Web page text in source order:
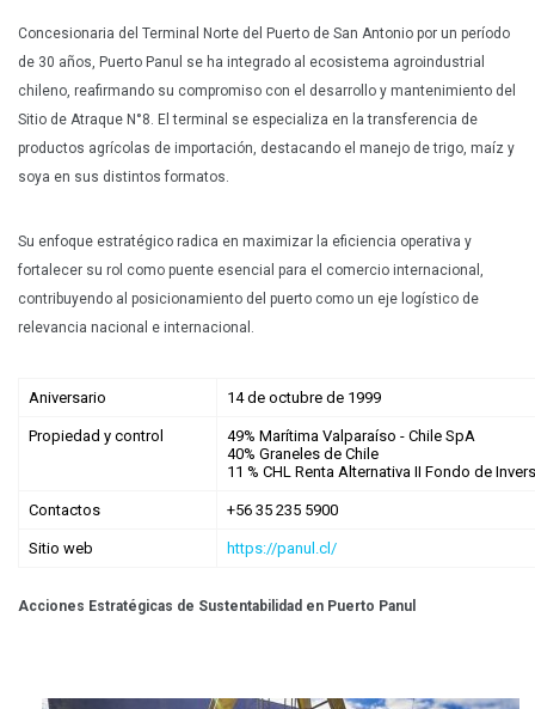
Concesionaria del Terminal Norte del Puerto de San Antonio por un período
de 30 años, Puerto Panul se ha integrado al ecosistema agroindustrial
chileno, reafirmando su compromiso con el desarrollo y mantenimiento del
Sitio de Atraque N°8. El terminal se especializa en la transferencia de
productos agrícolas de importación, destacando el manejo de trigo, maíz y
soya en sus distintos formatos.
Su enfoque estratégico radica en maximizar la eficiencia operativa y
fortalecer su rol como puente esencial para el comercio internacional,
contribuyendo al posicionamiento del puerto como un eje logístico de
relevancia nacional e internacional.
Aniversario 14 de octubre de 1999
Propiedad y control
49% Marítima Valparaíso - Chile SpA
40% Graneles de Chile
11 % CHL Renta Alternativa II Fondo de
Contactos +56 35 235 5900
Sitio web https://panul.cl/
Acciones Estratégicas de Sustentabilidad en Puerto Panul